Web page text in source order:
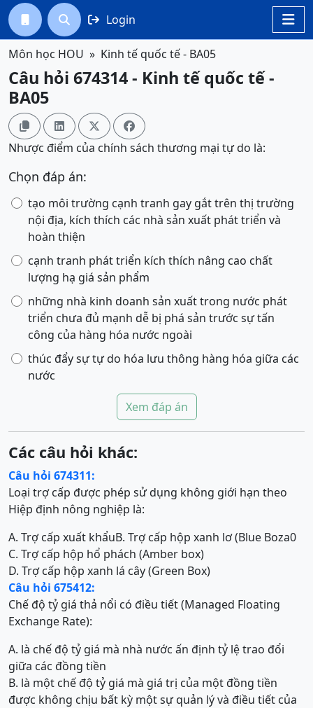

  Login
Môn học HOU Kinh tế quốc tế - BA05
Câu hỏi 674314 - Kinh tế quốc tế -
BA05
   
Nhược điểm của chính sách thương mại tự do là:
Chọn đáp án:
tạo môi trường cạnh tranh gay gắt trên thị trường
nội địa, kích thích các nhà sản xuất phát triển và
hoàn thiện
cạnh tranh phát triển kích thích nâng cao chất
lượng hạ giá sản phẩm
những nhà kinh doanh sản xuất trong nước phát
triển chưa đủ mạnh dễ bị phá sản trước sự tấn
công của hàng hóa nước ngoài
thúc đẩy sự tự do hóa lưu thông hàng hóa giữa các
nước
Xem đáp án
Các câu hỏi khác:
Câu hỏi 674311:
Loại trợ cấp được phép sử dụng không giới hạn theo
Hiệp định nông nghiệp là:
A. Trợ cấp xuất khẩuB. Trợ cấp hộp xanh lơ (Blue Boza0
C. Trợ cấp hộp hổ phách (Amber box)
D. Trợ cấp hộp xanh lá cây (Green Box)
Câu hỏi 675412:
Chế độ tỷ giá thả nổi có điều tiết (Managed Floating
Exchange Rate):
A. là chế độ tỷ giá mà nhà nước ấn định tỷ lệ trao đổi
giữa các đồng tiền
B. là một chế độ tỷ giá mà giá trị của một đồng tiền
được không chịu bất kỳ một sự quản lý và điều tiết của